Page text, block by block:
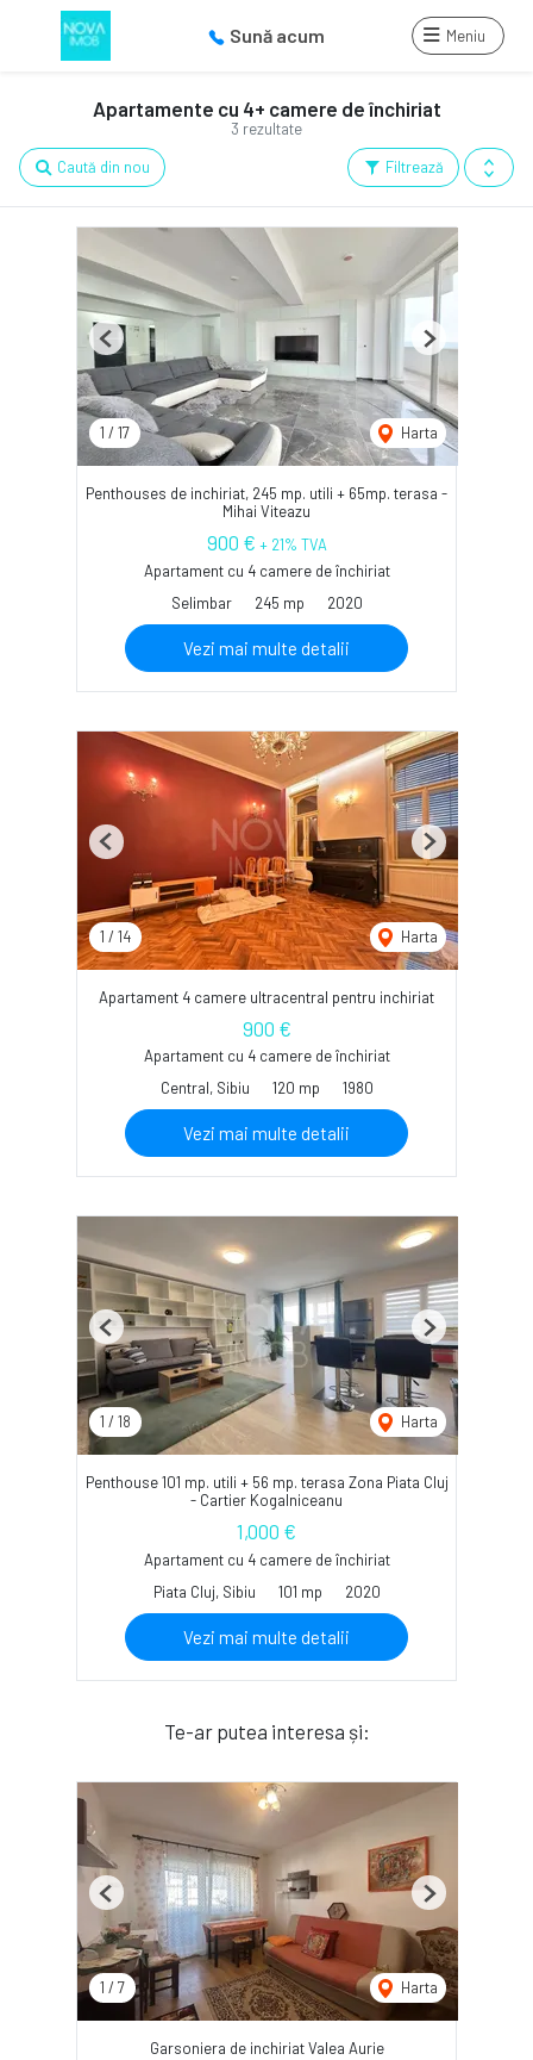
Sună acum Meniu
3 rezultate
Apartamente cu 4+ camere de închiriat
Filtrează
Caută din nou
1 / 17 Harta
Previous Next
Penthouses de inchiriat, 245 mp. utili + 65mp. terasa -
Mihai Viteazu
900 € + 21% TVA
Apartament cu 4 camere de închiriat
Selimbar
245 mp 2020
Vezi mai multe detalii
1 / 14 Harta
Previous Next
Apartament 4 camere ultracentral pentru inchiriat
900 €
Apartament cu 4 camere de închiriat
Central, Sibiu
120 mp 1980
Vezi mai multe detalii
1 / 18 Harta
Previous Next
Penthouse 101 mp. utili + 56 mp. terasa Zona Piata Cluj
- Cartier Kogalniceanu
1,000 €
Apartament cu 4 camere de închiriat
Piata Cluj, Sibiu
101 mp 2020
Vezi mai multe detalii
Te-ar putea interesa și:
1 / 7 Harta
Previous Next
Garsoniera de inchiriat Valea Aurie